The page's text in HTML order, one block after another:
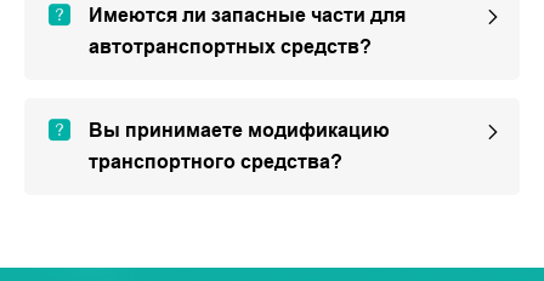
Имеются ли запасные части для
автотранспортных средств?
Вы принимаете модификацию
транспортного средства?